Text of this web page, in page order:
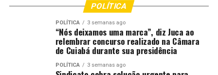
enorme potência dos nossos territórios. O Norte e o
Nordeste produzem inovações, participação social,
acolhimento, ciência, cuidado e experiências exitosas
que fortalecem o SUS em todo o Brasil”, destacou.
MS presente nos debates técnicos
POLÍTICA
POLÍTICA 3 semanas ago
“Nós deixamos uma marca”, diz Juca ao
relembrar concurso realizado na Câmara
de Cuiabá durante sua presidência
POLÍTICA 3 semanas ago